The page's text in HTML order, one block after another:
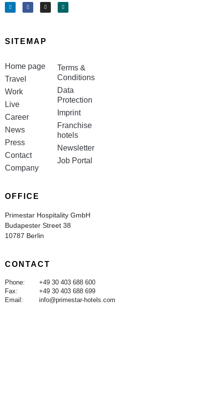
SITEMAP
Home page
Travel
Work
Live
Career
News
Press
Contact
Company
Terms &
Conditions
Data
Protection
Imprint
Franchise
hotels
Newsletter
Job Portal
OFFICE
Primestar Hospitality GmbH
Budapester Street 38
10787 Berlin
CONTACT
Phone:
+49 30 403 688 600
Fax:
+49 30 403 688 699
Email:
info@primestar-hotels.com